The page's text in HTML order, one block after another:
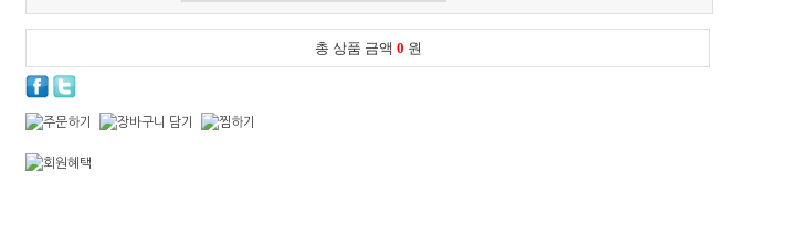
총 상품 금액 0 원